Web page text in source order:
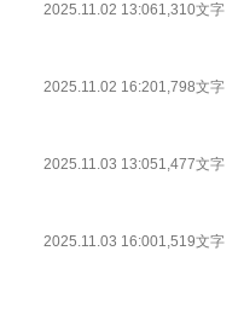
2025.11.02 13:061,310文字
2025.11.02 16:201,798文字
2025.11.03 13:051,477文字
2025.11.03 16:001,519文字